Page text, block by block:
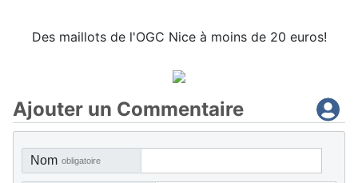
Des maillots de l'OGC Nice à moins de 20 euros!
Ajouter un Commentaire
Nom obligatoire